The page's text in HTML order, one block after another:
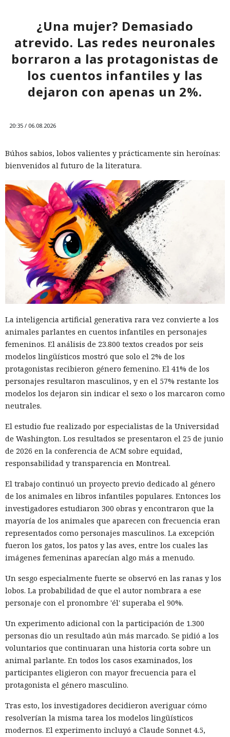
¿Una mujer? Demasiado
atrevido. Las redes neuronales
borraron a las protagonistas de
los cuentos infantiles y las
dejaron con apenas un 2%.
20:35 / 06.08.2026
Búhos sabios, lobos valientes y prácticamente sin heroínas:
bienvenidos al futuro de la literatura.
La inteligencia artificial generativa rara vez convierte a los
animales parlantes en cuentos infantiles en personajes
femeninos. El análisis de 23.800 textos creados por seis
modelos lingüísticos mostró que solo el 2% de los
protagonistas recibieron género femenino. El 41% de los
personajes resultaron masculinos, y en el 57% restante los
modelos los dejaron sin indicar el sexo o los marcaron como
neutrales.
El estudio fue realizado por especialistas de la Universidad
de Washington. Los resultados se presentaron el 25 de junio
de 2026 en la conferencia de ACM sobre equidad,
responsabilidad y transparencia en Montreal.
El trabajo continuó un proyecto previo dedicado al género
de los animales en libros infantiles populares. Entonces los
investigadores estudiaron 300 obras y encontraron que la
mayoría de los animales que aparecen con frecuencia eran
representados como personajes masculinos. La excepción
fueron los gatos, los patos y las aves, entre los cuales las
imágenes femeninas aparecían algo más a menudo.
Un sesgo especialmente fuerte se observó en las ranas y los
lobos. La probabilidad de que el autor nombrara a ese
personaje con el pronombre 'él' superaba el 90%.
Un experimento adicional con la participación de 1.300
personas dio un resultado aún más marcado. Se pidió a los
voluntarios que continuaran una historia corta sobre un
animal parlante. En todos los casos examinados, los
participantes eligieron con mayor frecuencia para el
protagonista el género masculino.
Tras esto, los investigadores decidieron averiguar cómo
resolverían la misma tarea los modelos lingüísticos
modernos. El experimento incluyó a Claude Sonnet 4.5,